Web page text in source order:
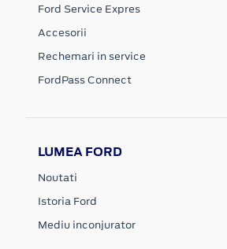
Ford Service Expres
Accesorii
Rechemari in service
FordPass Connect
LUMEA FORD
Noutati
Istoria Ford
Mediu inconjurator